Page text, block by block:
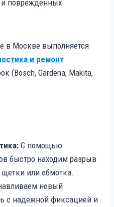
поврежденных
в Москве выполняется
и ремонт
(Bosch, Gardena, Makita,
С помощью
быстро находим разрыв
или обмотка.
новый
с надежной фиксацией и